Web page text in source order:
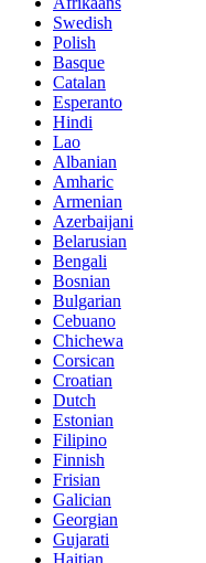
Swedish
Polish
Basque
Catalan
Esperanto
Hindi
Lao
Albanian
Amharic
Armenian
Azerbaijani
Belarusian
Bengali
Bosnian
Bulgarian
Cebuano
Chichewa
Corsican
Croatian
Dutch
Estonian
Filipino
Finnish
Frisian
Galician
Georgian
Gujarati